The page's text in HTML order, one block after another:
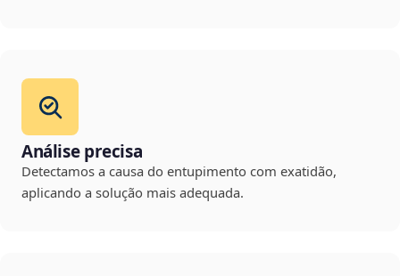
Análise precisa
Detectamos a causa do entupimento com exatidão,
aplicando a solução mais adequada.